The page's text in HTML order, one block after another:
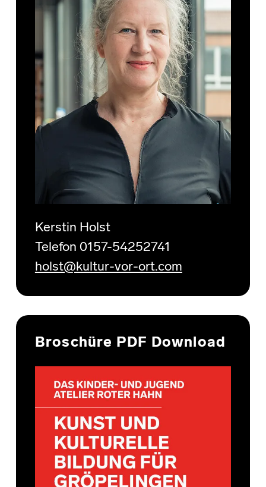
Kerstin Holst
Telefon 0157-54252741
holst@kultur-vor-ort.com
Broschüre PDF Download